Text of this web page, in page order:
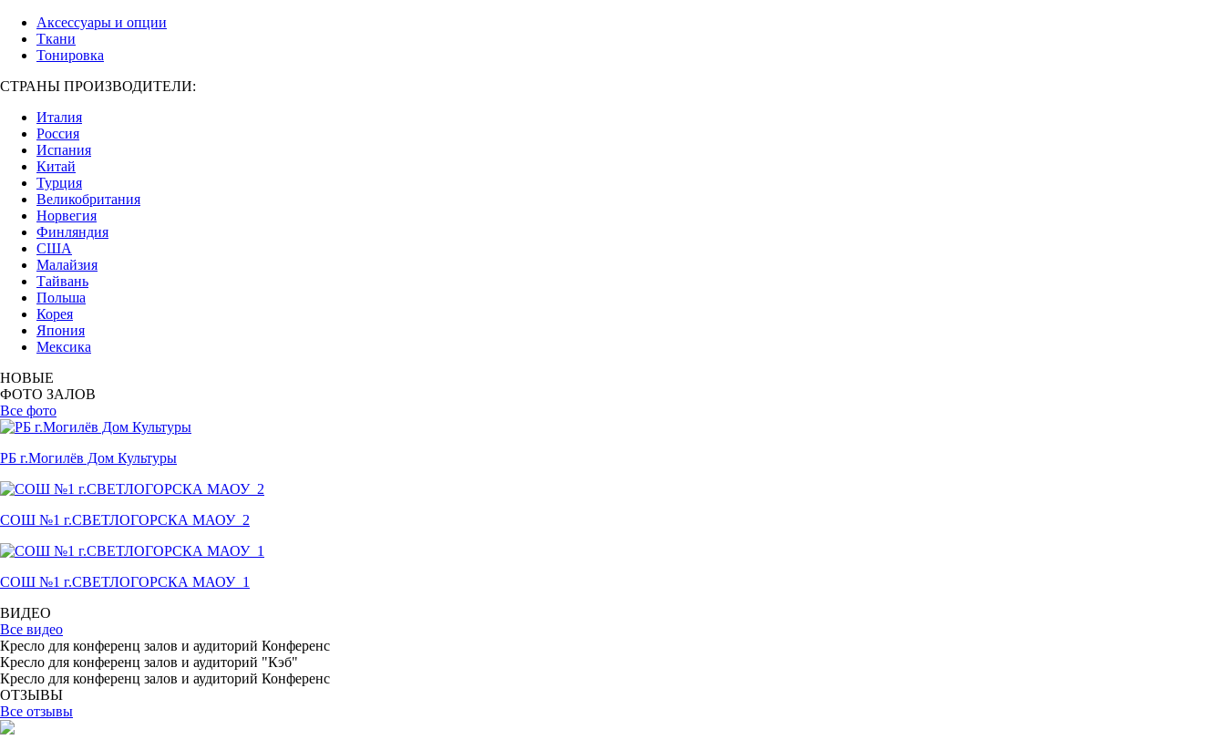
Аксессуары и опции
Ткани
Тонировка
СТРАНЫ ПРОИЗВОДИТЕЛИ:
Италия
Россия
Испания
Китай
Турция
Великобритания
Норвегия
Финляндия
США
Малайзия
Тайвань
Польша
Корея
Япония
Мексика
НОВЫЕ
ФОТО ЗАЛОВ
Все фото
РБ г.Могилёв Дом Культуры
СОШ №1 г.СВЕТЛОГОРСКА МАОУ_2
СОШ №1 г.СВЕТЛОГОРСКА МАОУ_1
ВИДЕО
Все видео
Кресло для конференц залов и аудиторий Конференс
Кресло для конференц залов и аудиторий "Кэб"
Кресло для конференц залов и аудиторий Конференс
ОТЗЫВЫ
Все отзывы